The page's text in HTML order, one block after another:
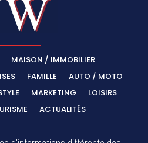
MAISON / IMMOBILIER
FAMILLE
AUTO / MOTO
MARKETING
LOISIRS
ACTUALITÉS